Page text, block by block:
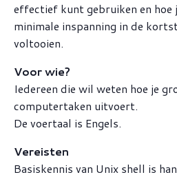
effectief kunt gebruiken en hoe
minimale inspanning in de
voltooien.
Voor wie?
Iedereen die wil weten hoe je
computertaken uitvoert.
De voertaal is Engels.
Vereisten
Basiskennis van Unix shell is